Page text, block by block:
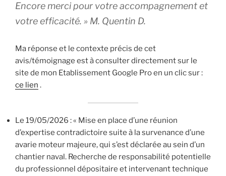
Encore merci pour votre accompagnement et
votre efficacité. » M. Quentin D.
Ma réponse et le contexte précis de cet
avis/témoignage est à consulter directement sur le
site de mon Etablissement Google Pro en un clic sur :
ce lien .
Le 19/05/2026 : « Mise en place d’une réunion
d’expertise contradictoire suite à la survenance d’une
avarie moteur majeure, qui s’est déclarée au sein d’un
chantier naval. Recherche de responsabilité potentielle
du professionnel dépositaire et intervenant technique